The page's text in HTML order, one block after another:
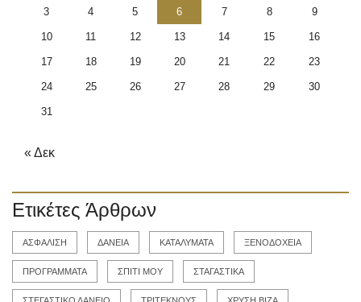
3 4 5 6 7 8 9
10 11 12 13 14 15 16
17 18 19 20 21 22 23
24 25 26 27 28 29 30
31
« Δεκ
Ετικέτες Άρθρων
ΑΣΦΑΛΙΣΗ ΔΑΝΕΙΑ ΚΑΤΑΛΥΜΑΤΑ ΞΕΝΟΔΟΧΕΙΑ
ΠΡΟΓΡΑΜΜΑΤΑ ΣΠΙΤΙ ΜΟΥ ΣΤΑΓΑΣΤΙΚΑ